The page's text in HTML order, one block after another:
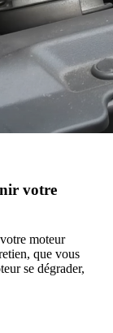
votre
moteur
que vous
se dégrader,